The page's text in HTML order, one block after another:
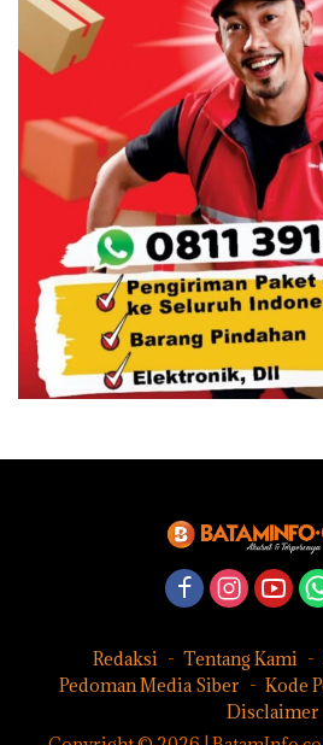
Redaksi Tentang Kami
Pedoman Media Siber
Kode
Disclaimer